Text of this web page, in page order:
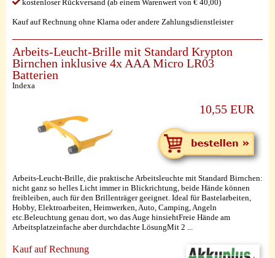
kostenloser Rückversand (ab einem Warenwert von € 40,00)
Kauf auf Rechnung ohne Klarna oder andere Zahlungsdienstleister
Arbeits-Leucht-Brille mit Standard Krypton
Birnchen inklusive 4x AAA Micro LR03
Batterien
Indexa
10,55 EUR
Arbeits-Leucht-Brille, die praktische Arbeitsleuchte mit Standard Birnchen:
nicht ganz so helles Licht immer in Blickrichtung, beide Hände können
freibleiben, auch für den Brillenträger geeignet. Ideal für Bastelarbeiten,
Hobby, Elektroarbeiten, Heimwerken, Auto, Camping, Angeln
etc.Beleuchtung genau dort, wo das Auge hinsiehtFreie Hände am
Arbeitsplatzeinfache aber durchdachte LösungMit 2 ...
Kauf auf Rechnung